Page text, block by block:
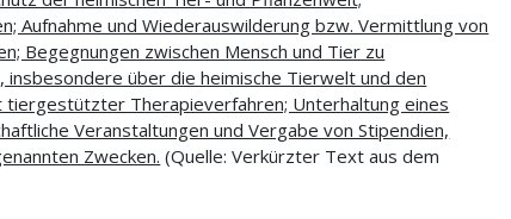
Aufnahme und Wiederauswilderung bzw. Vermittlung von
Begegnungen zwischen Mensch und Tier zu
insbesondere über die heimische Tierwelt und den
Therapieverfahren; Unterhaltung eines
Veranstaltungen und Vergabe von Stipendien,
Zwecken. (Quelle: Verkürzter Text aus dem